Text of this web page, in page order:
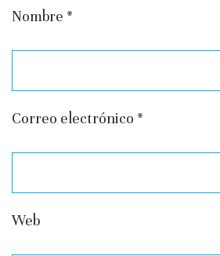
Nombre *
Correo electrónico *
Web